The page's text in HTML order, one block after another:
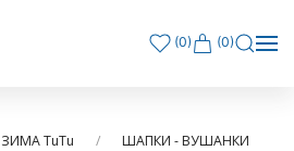
(0) (0)
TuTu
ШАПКИ - ВУШАНКИ